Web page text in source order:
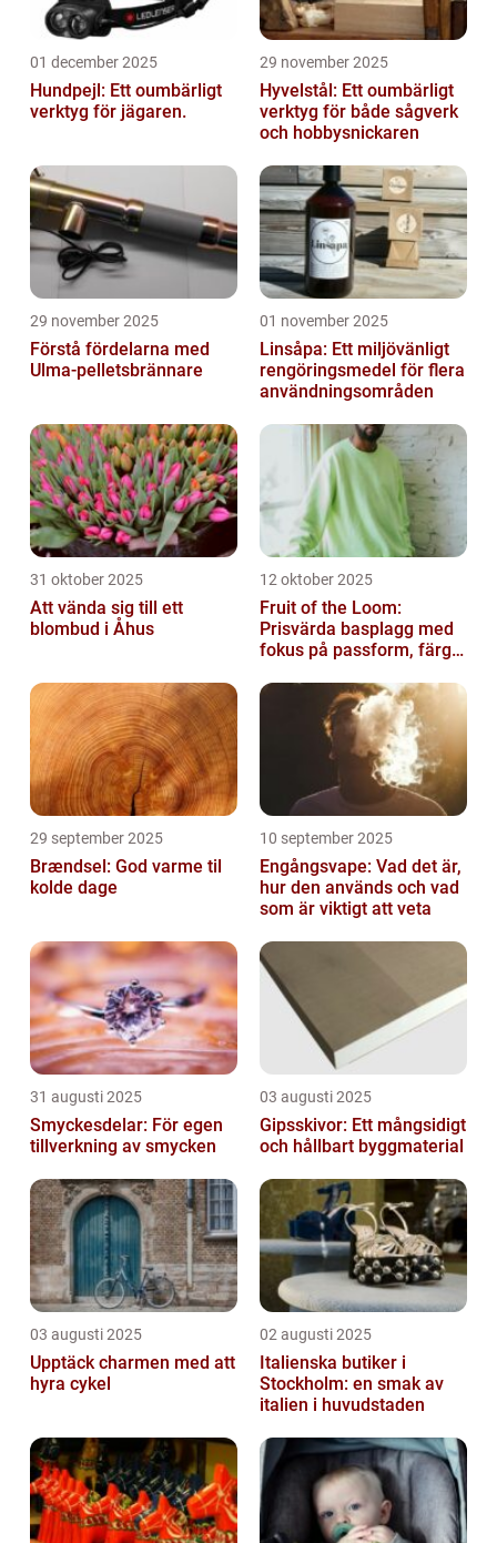
01 december 2025
Hundpejl: Ett oumbärligt
verktyg för jägaren.
29 november 2025
Hyvelstål: Ett oumbärligt
verktyg för både sågverk
och hobbysnickaren
29 november 2025
Förstå fördelarna med
Ulma-pelletsbrännare
01 november 2025
Linsåpa: Ett miljövänligt
rengöringsmedel för flera
användningsområden
31 oktober 2025
Att vända sig till ett
blombud i Åhus
12 oktober 2025
Fruit of the Loom:
Prisvärda basplagg med
fokus på passform, färg
29 september 2025
Brændsel: God varme til
kolde dage
10 september 2025
Engångsvape: Vad det är,
hur den används och vad
som är viktigt att veta
31 augusti 2025
Smyckesdelar: För egen
tillverkning av smycken
03 augusti 2025
Gipsskivor: Ett mångsidigt
och hållbart byggmaterial
03 augusti 2025
Upptäck charmen med att
hyra cykel
02 augusti 2025
Italienska butiker i
Stockholm: en smak av
italien i huvudstaden